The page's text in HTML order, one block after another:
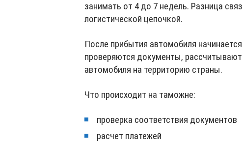
занимать от 4 до 7 недель. Разница
логистической цепочкой.
После прибытия автомобиля
проверяются документы,
автомобиля на территорию страны.
Что происходит на таможне:
проверка соответствия документов
расчет платежей